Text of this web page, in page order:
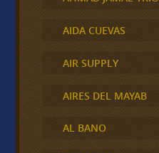
AIDA CUEVAS
AIR SUPPLY
AIRES DEL MAYAB
AL BANO